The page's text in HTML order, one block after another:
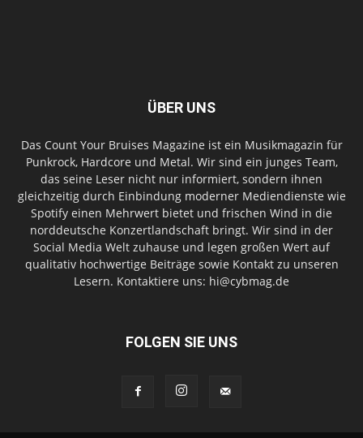
ÜBER UNS
Das Count Your Bruises Magazine ist ein Musikmagazin für
Punkrock, Hardcore und Metal. Wir sind ein junges Team,
das seine Leser nicht nur informiert, sondern ihnen
gleichzeitig durch Einbindung moderner Mediendienste wie
Spotify einen Mehrwert bietet und frischen Wind in die
norddeutsche Konzertlandschaft bringt. Wir sind in der
Social Media Welt zuhause und legen großen Wert auf
qualitativ hochwertige Beiträge sowie Kontakt zu unseren
Lesern. Kontaktiere uns: hi@cybmag.de
FOLGEN SIE UNS